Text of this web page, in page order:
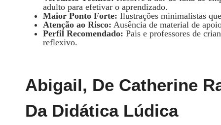
adulto para efetivar o aprendizado.
Maior Ponto Forte: Ilustrações minimalistas
Atenção ao Risco: Ausência de material de
Perfil Recomendado: Pais e professores de
reflexivo.
Abigail, De Catherine
Da Didática Lúdica